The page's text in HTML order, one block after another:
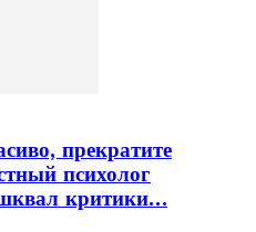
прекратите
психолог
критики…